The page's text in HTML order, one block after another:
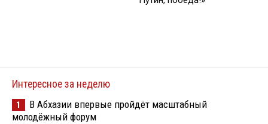
Интересное за неделю
1
В Абхазии впервые пройдёт масштабный
молодёжный форум